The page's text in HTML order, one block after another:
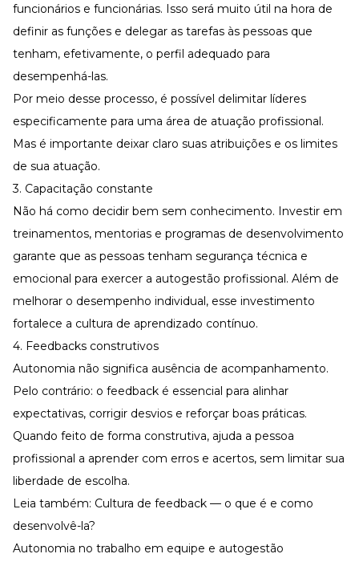
funcionários e funcionárias. Isso será muito útil na hora de
definir as funções e delegar as tarefas às pessoas que
tenham, efetivamente, o perfil adequado para
desempenhá-las.
Por meio desse processo, é possível delimitar líderes
especificamente para uma área de atuação profissional.
Mas é importante deixar claro suas atribuições e os limites
de sua atuação.
3. Capacitação constante
Não há como decidir bem sem conhecimento. Investir em
treinamentos, mentorias e programas de desenvolvimento
garante que as pessoas tenham segurança técnica e
emocional para exercer a autogestão profissional. Além de
melhorar o desempenho individual, esse investimento
fortalece a cultura de aprendizado contínuo.
4. Feedbacks construtivos
Autonomia não significa ausência de acompanhamento.
Pelo contrário: o feedback é essencial para alinhar
expectativas, corrigir desvios e reforçar boas práticas.
Quando feito de forma construtiva, ajuda a pessoa
profissional a aprender com erros e acertos, sem limitar sua
liberdade de escolha.
Leia também: Cultura de feedback — o que é e como
desenvolvê-la?
Autonomia no trabalho em equipe e autogestão